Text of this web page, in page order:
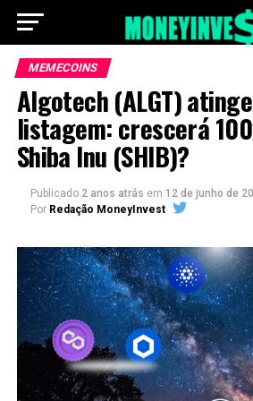
MEMECOINS
Algotech (ALGT)
listagem: crescerá
Shiba Inu (SHIB)?
Publicado 2 anos atrás em 12 de junho de
Por Redação MoneyInvest